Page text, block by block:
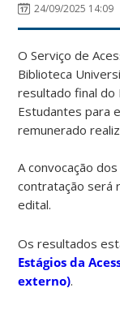
24/09/2025 14:09
O Serviço de
Biblioteca
resultado final do
Estudantes para
remunerado
A convocação
contratação será
edital.
Os resultados
Estágios da
externo).